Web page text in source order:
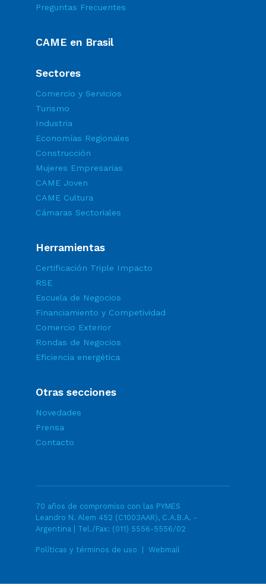
Preguntas Frecuentes
CAME en Brasil
Sectores
Comercio y Servicios
Turismo
Industria
Economías Regionales
Construcción
Mujeres Empresarias
CAME Joven
CAME Cultura
Cámaras Sectoriales
Herramientas
Certificación Triple Impacto
RSE
Escuela de Negocios
Financiamiento y Competividad
Comercio Exterior
Rondas de Negocios
Eficiencia energética
Otras secciones
Novedades
Prensa
Contacto
70 años de compromiso con las PYMES
Leandro N. Alem 452 (C1003AAR), C.A.B.A. -
Argentina | Tel./Fax: (011) 5556-5556/02
Políticas y términos de uso Webmail